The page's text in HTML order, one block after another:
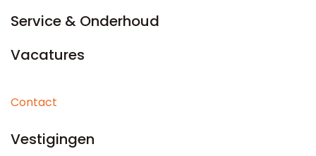
Service & Onderhoud
Vacatures
Contact
Vestigingen